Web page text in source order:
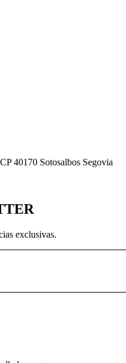
40170 Sotosalbos Segovia
exclusivas.